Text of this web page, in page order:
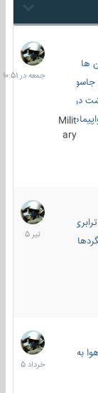
Milit
ary
جمعه
در
10:51
22
تیر
1405
به سطح
30
خرداد
1405